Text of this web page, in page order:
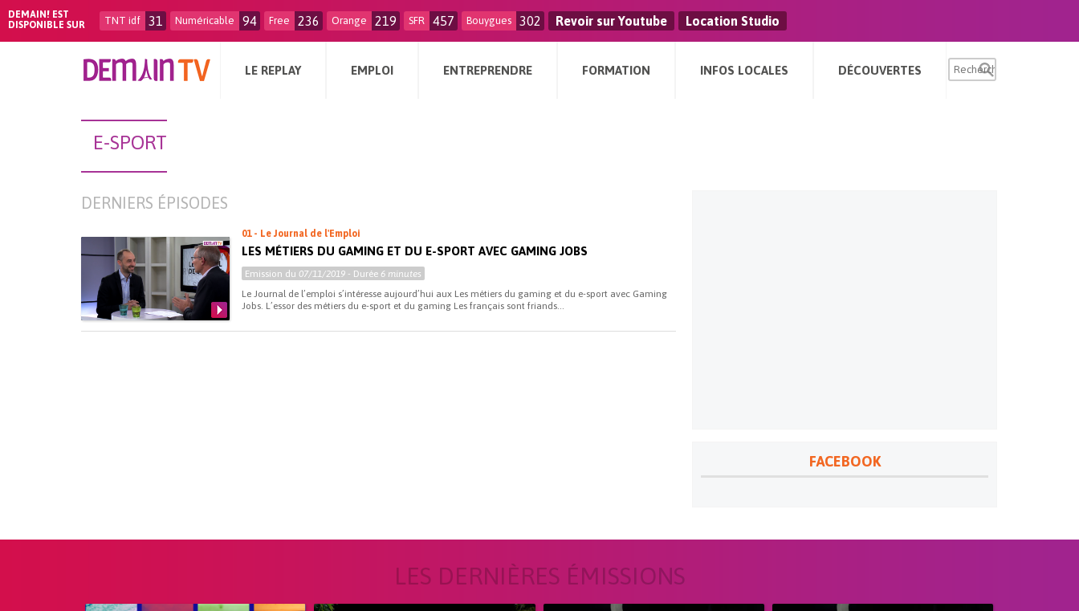
DEMAIN! EST
DISPONIBLE SUR
TNT idf 31 Numéricable 94 Free 236 Orange 219 SFR 457 Bouygues 302 Revoir sur Youtube Location Studio
LE REPLAY EMPLOI ENTREPRENDRE FORMATION INFOS LOCALES DÉCOUVERTES
E-SPORT
DERNIERS ÉPISODES
01 - Le Journal de l'Emploi
LES MÉTIERS DU GAMING ET DU E-SPORT AVEC GAMING JOBS
Emission du 07/11/2019 - Durée 6 minutes
Le Journal de l’emploi s’intéresse aujourd’hui aux Les métiers du gaming et du e-sport avec Gaming
Jobs. L’essor des métiers du e-sport et du gaming Les français sont friands...
FACEBOOK
LES DERNIÈRES ÉMISSIONS